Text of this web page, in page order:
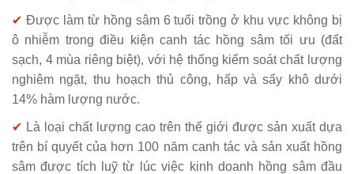
✔ Được làm từ hồng sâm 6 tuổi trồng ở khu vực không bị
ô nhiễm trong điều kiện canh tác hồng sâm tối ưu (đất
sạch, 4 mùa riêng biệt), với hệ thống kiểm soát chất lượng
nghiêm ngặt, thu hoạch thủ công, hấp và sấy khô dưới
14% hàm lượng nước.
✔ Là loại chất lượng cao trên thế giới được sản xuất dựa
trên bí quyết của hơn 100 năm canh tác và sản xuất hồng
sâm được tích luỹ từ lúc việc kinh doanh hồng sâm đầu